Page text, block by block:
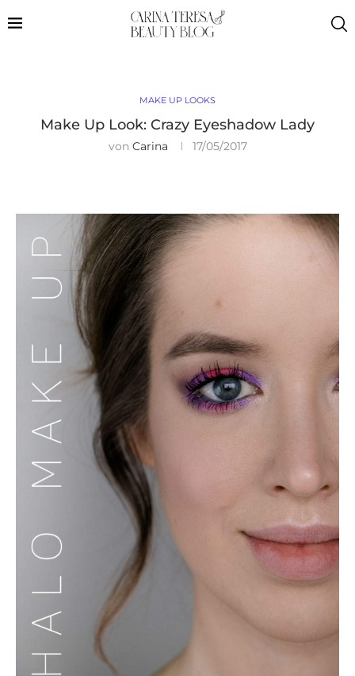
MAKE UP LOOKS
Make Up Look: Crazy Eyeshadow Lady
von Carina 17/05/2017